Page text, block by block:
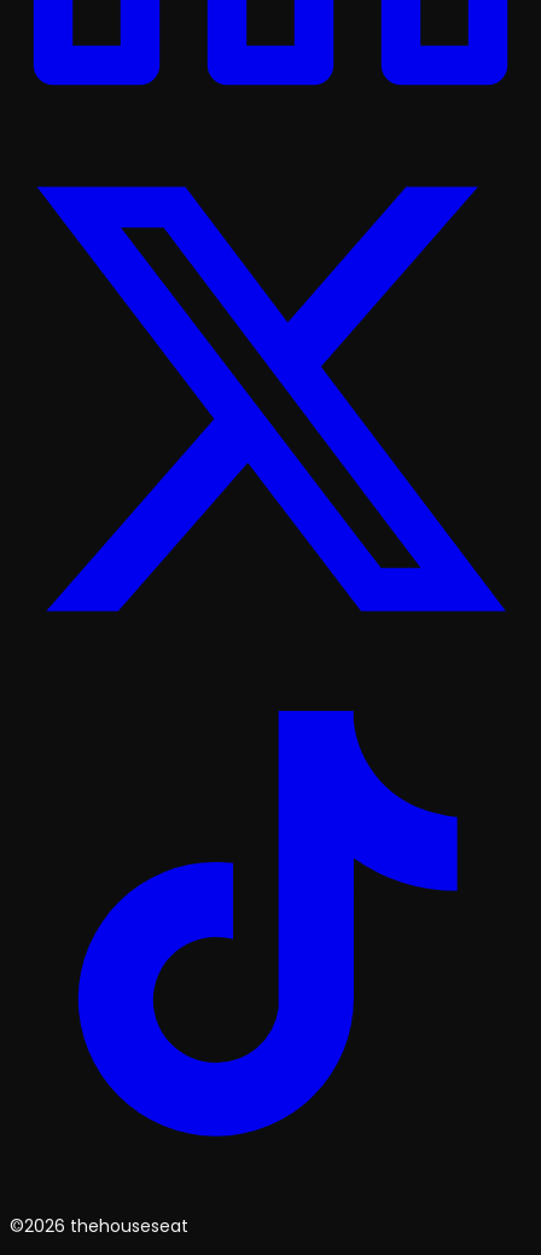
©2026 thehouseseat